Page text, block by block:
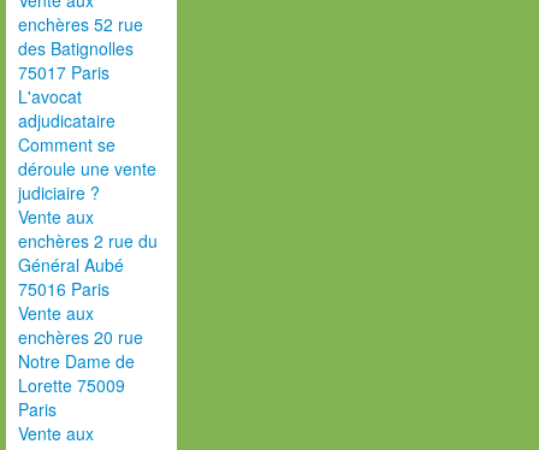
enchères 52 rue
des Batignolles
75017 Paris
L'avocat
adjudicataire
Comment se
déroule une vente
judiciaire ?
Vente aux
enchères 2 rue du
Général Aubé
75016 Paris
Vente aux
enchères 20 rue
Notre Dame de
Lorette 75009
Paris
Vente aux